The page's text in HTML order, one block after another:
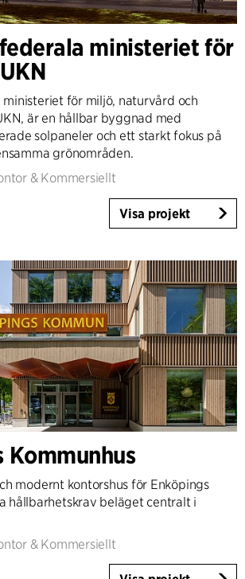
ministeriet för
för miljö, naturvård och
är en hållbar byggnad med
solpaneler och ett starkt fokus på
grönområden.
& Kommersiellt
Visa projekt
Kommunhus
modernt kontorshus för Enköpings
hållbarhetskrav beläget centralt i
& Kommersiellt